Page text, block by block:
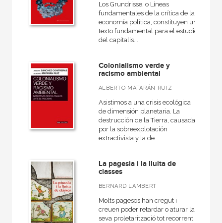
NUESTRAS COLECCIONES
A fondo
Akadémica
Atlas Akal
Básica de Bolsillo  Serie Clásicos del pensamiento político
Ciencia, Tecnología, Sociedad e Innovación
Cuestiones de antagonismo
Derecho, empresa familiar y deporte
Los Grundrisse, o Líneas
fundamentales de la crítica de la
economía política, constituyen un
texto fundamental para el estudio
del capitalis...
Colonialismo verde y
racismo ambiental
ALBERTO MATARÁN RUIZ
Asistimos a una crisis ecológica
de dimensión planetaria. La
destrucción de la Tierra, causada
por la sobreexplotación
extractivista y la de...
La pagesia i la lluita de
classes
BERNARD LAMBERT
Molts pagesos han cregut i
creuen poder retardar o aturar la
seva proletarització tot recorrent